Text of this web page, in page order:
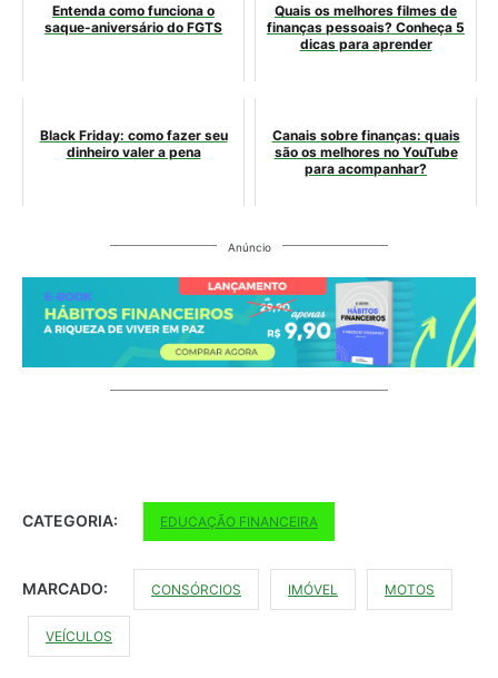
Entenda como funciona o
saque-aniversário do FGTS
Quais os melhores filmes de
finanças pessoais? Conheça 5
dicas para aprender
Black Friday: como fazer seu
dinheiro valer a pena
Canais sobre finanças: quais
são os melhores no YouTube
para acompanhar?
Anúncio
CATEGORIA: EDUCAÇÃO FINANCEIRA
MARCADO: CONSÓRCIOS IMÓVEL MOTOS
VEÍCULOS